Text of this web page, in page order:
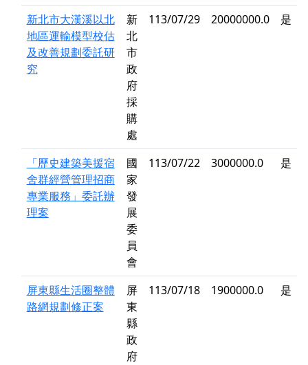
新北市大漢溪以北
地區運輸模型校估
及改善規劃委託研
究
新
北
市
政
府
採
購
處
113/07/29 20000000.0 是
「歷史建築美援宿
舍群經營管理招商
專業服務」委託辦
理案
國
家
發
展
委
員
會
113/07/22 3000000.0 是
屏東縣生活圈整體
路網規劃修正案
屏
東
縣
政
府
113/07/18 1900000.0 是